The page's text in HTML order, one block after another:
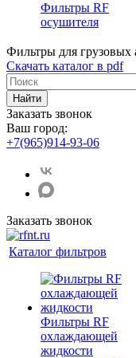
Фильтры RF
осушителя
Фильтры для грузовых
Скачать каталог в pdf
Найти
Заказать звонок
Ваш город:
+7(965)914-93-06
Заказать звонок
Каталог фильтров
Фильтры RF
охлаждающей
жидкости